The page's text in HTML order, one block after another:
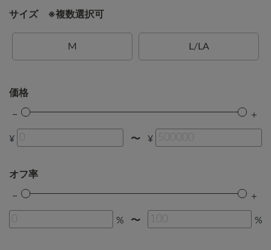
サイズ ※複数選択可
M L/LA
価格
¥ 〜 ¥
オフ率
% 〜 %